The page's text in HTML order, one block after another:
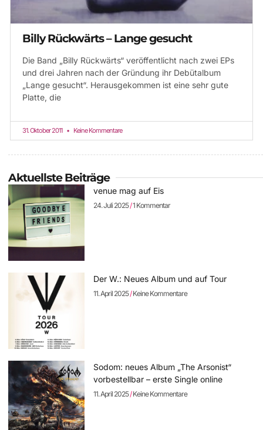
Billy Rückwärts – Lange gesucht
Die Band „Billy Rückwärts“ veröffentlicht nach zwei EPs
und drei Jahren nach der Gründung ihr Debütalbum
„Lange gesucht“. Herausgekommen ist eine sehr gute
Platte, die
31. Oktober 2011 Keine Kommentare
Aktuellste Beiträge
venue mag auf Eis
24. Juli 2025 1 Kommentar
Der W.: Neues Album und auf Tour
11. April 2025 Keine Kommentare
Sodom: neues Album „The Arsonist“
vorbestellbar – erste Single online
11. April 2025 Keine Kommentare